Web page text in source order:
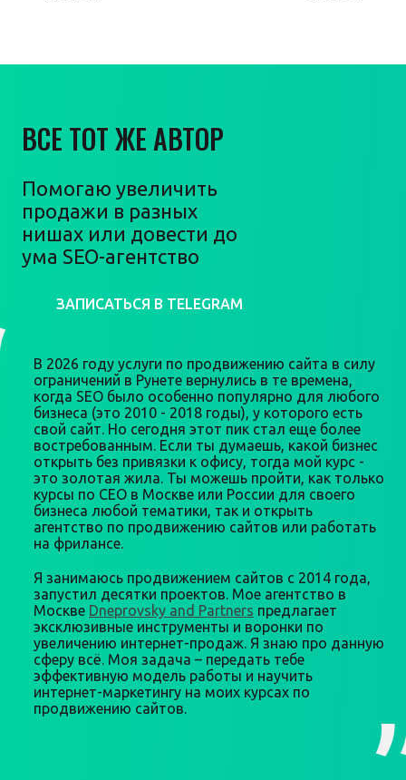
ВСЕ ТОТ ЖЕ АВТОР
Помогаю увеличить
продажи в разных
нишах или довести до
ума SEO-агентство
ЗАПИСАТЬСЯ В TELEGRAM
В 2026 году услуги по продвижению сайта в силу
ограничений в Рунете вернулись в те времена,
когда SEO было особенно популярно для любого
бизнеса (это 2010 - 2018 годы), у которого есть
свой сайт. Но сегодня этот пик стал еще более
востребованным. Если ты думаешь, какой бизнес
открыть без привязки к офису, тогда мой курс -
это золотая жила. Ты можешь пройти, как только
курсы по СЕО в Москве или России для своего
бизнеса любой тематики, так и открыть
агентство по продвижению сайтов или работать
на фрилансе.
Я занимаюсь продвижением сайтов с 2014 года,
запустил десятки проектов. Мое агентство в
Москве Dneprovsky and Partners предлагает
эксклюзивные инструменты и воронки по
увеличению интернет-продаж. Я знаю про данную
сферу всё. Моя задача – передать тебе
эффективную модель работы и научить
интернет-маркетингу на моих курсах по
продвижению сайтов.